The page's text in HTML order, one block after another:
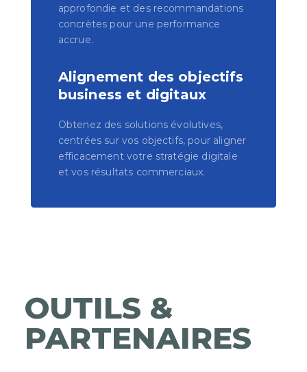
approfondie et des recommandations
concrètes pour une performance
accrue.
Alignement des objectifs
business et digitaux
Obtenez des solutions évolutives,
centrées sur vos objectifs, pour aligner
efficacement votre stratégie digitale
et vos résultats commerciaux.
OUTILS &
PARTENAIRES